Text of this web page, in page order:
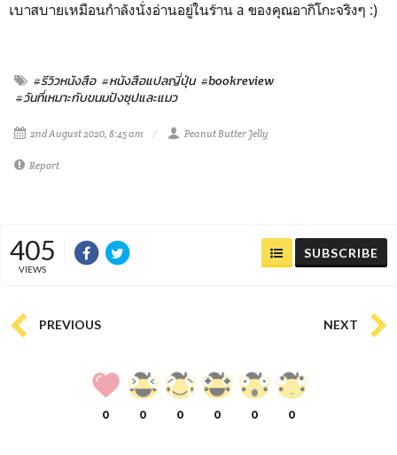
เบาสบายเหมือนกำลังนั่งอ่านอยู่ในร้าน a ของคุณอากิโกะจริงๆ :)
#รีวิวหนังสือ #หนังสือแปลญี่ปุ่น #bookreview
#วันที่เหมาะกับขนมปังซุปและแมว
2nd August 2020, 8:45 am Peanut Butter Jelly
Report
405
VIEWS
SUBSCRIBE
PREVIOUS NEXT
0 0 0 0 0 0